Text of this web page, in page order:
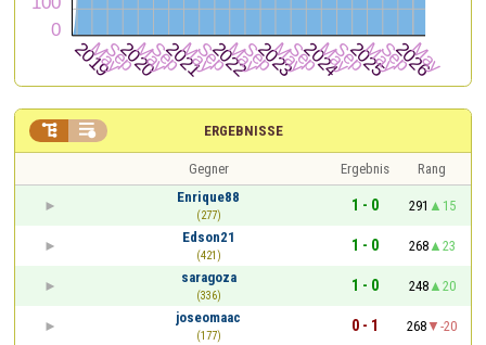
ERGEBNISSE
 
Gegner Ergebnis
Rang
Enrique88
(277)
1 - 0 291
15
Edson21
(421)
1 - 0 268
23
saragoza
(336)
1 - 0 248
20
joseomaac
(177)
0 - 1 268
-20